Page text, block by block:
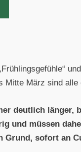
Mitte März sind alle
deutlich länger,
und müssen
Grund, sofort an